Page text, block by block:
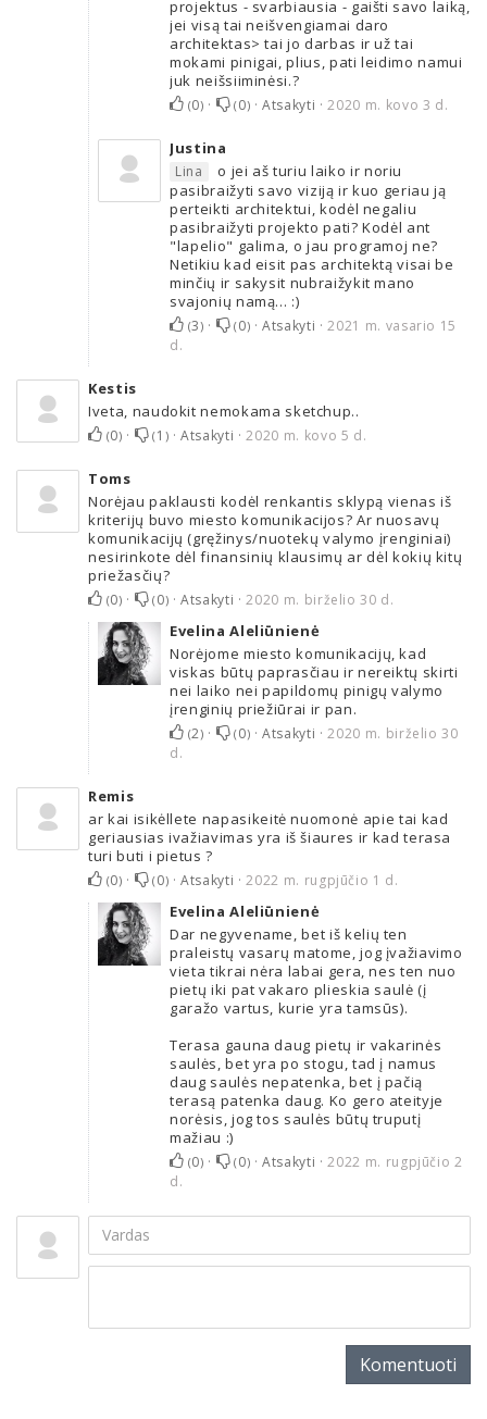
projektus - svarbiausia - gaišti savo laiką,
jei visą tai neišvengiamai daro
architektas> tai jo darbas ir už tai
mokami pinigai, plius, pati leidimo namui
juk neišsiiminėsi.?
(0) · (0) ·Atsakyti ·2020 m. kovo 3 d.
Justina
Lina
o jei aš turiu laiko ir noriu
pasibraižyti savo viziją ir kuo geriau ją
perteikti architektui, kodėl negaliu
pasibraižyti projekto pati? Kodėl ant
"lapelio" galima, o jau programoj ne?
Netikiu kad eisit pas architektą visai be
minčių ir sakysit nubraižykit mano
svajonių namą... :)
(3) · (0) ·Atsakyti ·2021 m. vasario 15
d.
Kestis
Iveta, naudokit nemokama sketchup..
(0) · (1 ) ·Atsakyti ·2020 m. kovo 5 d.
Toms
Norėjau paklausti kodėl renkantis sklypą vienas iš
kriterijų buvo miesto komunikacijos? Ar nuosavų
komunikacijų (gręžinys/nuotekų valymo įrenginiai)
nesirinkote dėl finansinių klausimų ar dėl kokių kitų
priežasčių?
(0) · (0) ·Atsakyti ·2020 m. birželio 30 d.
Evelina Aleliūnienė
Norėjome miesto komunikacijų, kad
viskas būtų paprasčiau ir nereiktų skirti
nei laiko nei papildomų pinigų valymo
įrenginių priežiūrai ir pan.
(2) · (0) ·Atsakyti ·2020 m. birželio 30
d.
Remis
ar kai isikėllete napasikeitė nuomonė apie tai kad
geriausias ivažiavimas yra iš šiaures ir kad terasa
turi buti i pietus ?
(0) · (0) ·Atsakyti ·2022 m. rugpjūčio 1 d.
Evelina Aleliūnienė
Dar negyvename, bet iš kelių ten
praleistų vasarų matome, jog įvažiavimo
vieta tikrai nėra labai gera, nes ten nuo
pietų iki pat vakaro plieskia saulė (į
garažo vartus, kurie yra tamsūs).
Terasa gauna daug pietų ir vakarinės
saulės, bet yra po stogu, tad į namus
daug saulės nepatenka, bet į pačią
terasą patenka daug. Ko gero ateityje
norėsis, jog tos saulės būtų truputį
mažiau :)
(0) · (0) ·Atsakyti ·2022 m. rugpjūčio 2
d.
Komentuoti